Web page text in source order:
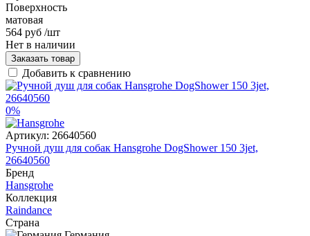
Поверхность
матовая
564 руб /шт
Нет в наличии
Заказать товар
Добавить к сравнению
0%
Артикул: 26640560
Ручной душ для собак Hansgrohe DogShower 150 3jet,
26640560
Бренд
Hansgrohe
Коллекция
Raindance
Страна